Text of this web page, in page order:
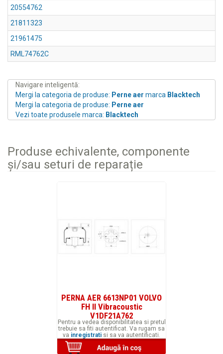
20554762
21811323
21961475
RML74762C
Navigare inteligentă:
Mergi la categoria de produse: Perne aer marca Blacktech
Mergi la categoria de produse: Perne aer
Vezi toate produsele marca: Blacktech
Produse echivalente, componente
și/sau seturi de reparație
PERNA AER 6613NP01 VOLVO
FH II Vibracoustic
V1DF21A762
Pentru a vedea disponibilitatea si pretul
trebuie sa fiti autentificat. Va rugam sa
va inregistrati si sa va autentificati.